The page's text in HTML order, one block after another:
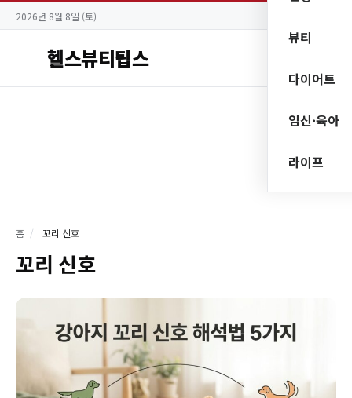
2026년 8월 8일 (토)
헬스뷰티팁스
뷰티
다이어트
임신·육아
라이프
홈 / 꼬리 신호
꼬리 신호